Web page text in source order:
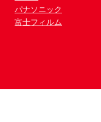
パナソニック
富士フィルム